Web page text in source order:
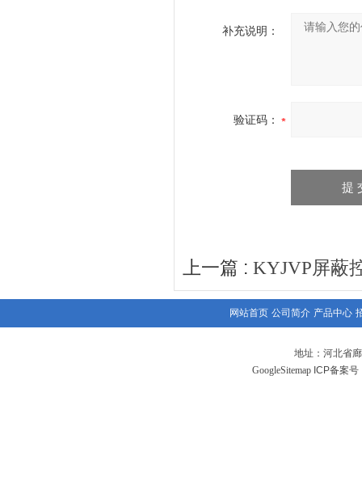
补充说明：
验证码：
上一篇 : KYJVP屏蔽
网站首页 公司简介 产品中心
地址：河北省
GoogleSitemap ICP备案号